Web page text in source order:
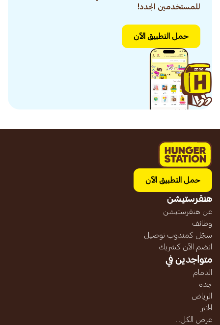
للمستخدمين الجدد!
حمل التطبيق الآن
حمل التطبيق الآن
هنقرستيشن
عن هنقرستيشن
وظائف
سجّل كمندوب توصيل
انضم الآن كشريك
متواجدين في
الدمام
جده
الرياض
الخبر
عرض الكل...